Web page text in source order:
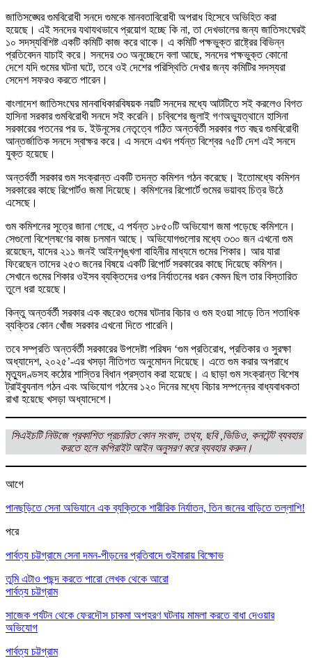
জাতিসঙ্ঘের গুমবিরোধী সনদে গুমকে মানবতাবিরোধী অপরাধ হিসেবে অভিহিত করা
হয়েছে। এই সনদের যথাযথভাবে প্রয়োগ হচ্ছে কি না, তা দেখভালের জন্য জাতিসংঘেরই
১০ সদস্যবিশিষ্ট একটি কমিটি কাজ করে থাকে। এ কমিটি পক্ষভুক্ত রাষ্ট্রের বিভিন্ন
প্রতিবেদন যাচাই করে। সনদের ৩৩ অনুচ্ছেদে বলা আছে, সনদের পক্ষভুক্ত কোনো
দেশে যদি গুমের ঘটনা ঘটে, তবে ওই দেশের পরিস্থিতি দেখার জন্য কমিটির সদস্যরা
সেদেশ সফরও করতে পারেন।
বাংলাদেশ জাতিসংঘের মানবাধিকারবিষয়ক নয়টি সনদের মধ্যে আটটিতে সই করলেও বিগত
হাসিনা সরকার গুমবিরোধী সনদে সই করেনি। চব্বিশের জুলাই গণঅভ্যুত্থানে হাসিনা
সরকারের পতনের পর ড. ইউনূসের নেতৃত্বে গঠিত অন্তর্বর্তী সরকার গত বছর গুমবিরোধী
আন্তর্জাতিক সনদে স্বাক্ষর করে। এ সনদে এখন পর্যন্ত বিশ্বের ৭৫টি দেশ এই সনদে
যুক্ত হয়েছে।
অন্তর্বর্তী সরকার গুম সংক্রান্ত একটি তদন্ত কমিশন গঠন করেছে। ইতোমধ্যে কমিশন
সরকারের কাছে রিপোর্টও জমা দিয়েছে। কমিশনের রিপোর্টে গুমের ভয়াবহ চিত্র উঠে
এসেছে।
গুম কমিশনের সূত্রে জানা গেছে, এ পর্যন্ত ১৮৫০টি অভিযোগ জমা পড়েছে কমিশনে।
সেগুলো বিশ্লেষণের কাজ চলমান আছে। অভিযোগগুলোর মধ্যে ৩৩০ জন এখনো গুম
রয়েছেন, যাদের ২১১ জনই আইনশৃঙ্খলা বাহিনীর মাধ্যমে গুমের শিকার। আর যারা
ফিরেছেন তাদের ২৫৩ জনের বিষয়ে একটি রিপোর্ট সরকারের কাছে দিয়েছে কমিশন।
সেখানে গুমের শিকার ওইসব ব্যক্তিদের ওপর নির্যাতনের ধরন কেমন ছিল তার বিস্তারিত
তুলে ধরা হয়েছে।
কিন্তু অন্তর্বর্তী সরকার এক বছরেও গুমের ঘটনার বিচার ও গুম হওয়া সাড়ে তিন শতাধিক
ব্যক্তির কোন খোঁজ সরকার এখনো দিতে পারেনি।
তবে সম্প্রতি অন্তর্বর্তী সরকারের উপদেষ্টা পরিষদ ‘গুম প্রতিরোধ, প্রতিকার ও সুরক্ষা
অধ্যাদেশ, ২০২৫’-এর খসড়া নীতিগত অনুমোদন দিয়েছে। এতে গুম করার অপরাধে
মৃত্যুদণ্ডসহ কঠোর শাস্তির বিধান প্রস্তাব করা হয়েছে। এ ছাড়া গুম সংক্রান্ত বিশেষ
ট্রাইব্যুনাল গঠন এবং অভিযোগ গঠনের ১২০ দিনের মধ্যে বিচার সম্পন্নের বাধ্যবাধকতা
রাখা হয়েছে খসড়া অধ্যাদেশে।
সিএইচটি নিউজে প্রকাশিত প্রচারিত কোন সংবাদ, তথ্য, ছবি ,ভিডিও, কনটেন্ট ব্যবহার
করতে হলে কপিরাইট আইন অনুসরণ করে ব্যবহার করুন।
আগে
পানছড়িতে সেনা অভিযানে এক ব্যক্তিকে শারীরিক নির্যাতন, তিন জনের বাড়িতে তল্লাশি!
পরে
পার্বত্য চট্টগ্রামে সেনা দমন-পীড়নের প্রতিবাদে গুইমারায় বিক্ষোভ
তুমি এটাও পছন্দ করতে পারো লেখক থেকে আরো
পার্বত্য চট্টগ্রাম
সাজেক পর্যটন থেকে ফেরদৌস চাকমা অপহরণ ঘটনায় মামলা করতে বাধা দেওয়ার
অভিযোগ
পার্বত্য চট্টগ্রাম